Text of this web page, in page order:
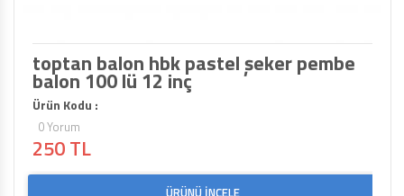
toptan balon hbk pastel şeker pembe
balon 100 lü 12 inç
Ürün Kodu :
0 Yorum
250 TL
ÜRÜNÜ İNCELE